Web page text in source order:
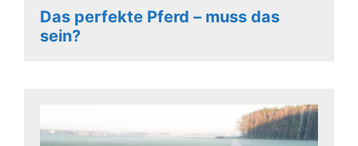
Das perfekte Pferd – muss das
sein?